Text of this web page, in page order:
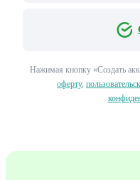
Нажимая кнопку «Создать
оферту,